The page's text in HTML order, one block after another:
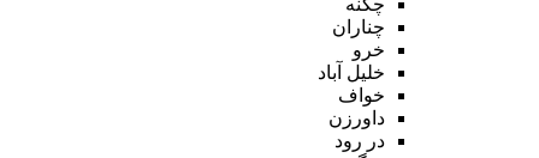
چناران
خرو
خلیل آباد
خواف
داورزن
در رود